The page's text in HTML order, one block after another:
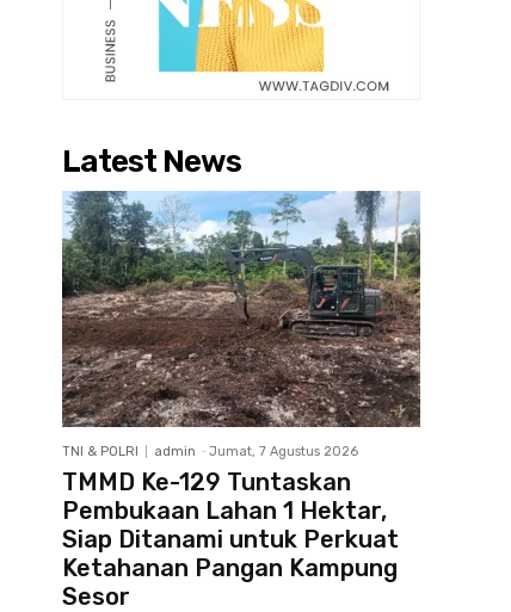
Latest News
TNI & POLRI admin - Jumat, 7 Agustus 2026
TMMD Ke-129 Tuntaskan
Pembukaan Lahan 1 Hektar,
Siap Ditanami untuk Perkuat
Ketahanan Pangan Kampung
Sesor